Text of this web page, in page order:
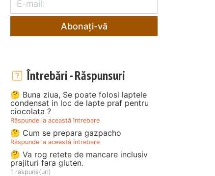
Abonați-vă
Întrebări - Răspunsuri
🤔 Buna ziua, Se poate folosi laptele
condensat in loc de lapte praf pentru
ciocolata ?
Răspunde la această întrebare
🤔 Cum se prepara gazpacho
Răspunde la această întrebare
🤔 Va rog retete de mancare inclusiv
prajituri fara gluten.
1 răspuns(uri)